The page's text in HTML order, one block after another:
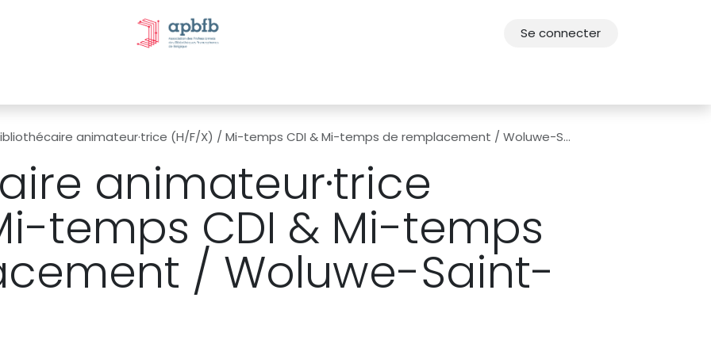
Se connecter
animateur·trice (H/F/X) / Mi-temps CDI & Mi-temps de remplacement / Woluwe-Saint-Lambert
animateur·trice
temps CDI & Mi-temps
/ Woluwe-Saint-